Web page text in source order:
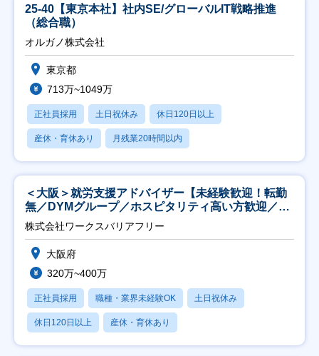
25-40【東京本社】社内SE/グローバルIT戦略推進
（総合職）
オルガノ株式会社
東京都
713万~1049万
正社員採用 土日祝休み 休日120日以上
産休・育休あり 月残業20時間以内
＜大阪＞就労支援アドバイザー【未経験歓迎！転勤
無／DYMグループ／ホスピタリティ高い方歓迎／土
日祝】
株式会社ワークスバリアフリー
大阪府
320万~400万
正社員採用 職種・業界未経験OK 土日祝休み
休日120日以上 産休・育休あり